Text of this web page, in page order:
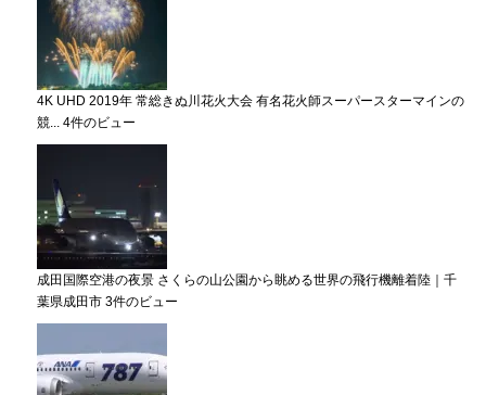
4K UHD 2019年 常総きぬ川花火大会 有名花火師スーパースターマインの
競... 4件のビュー
成田国際空港の夜景 さくらの山公園から眺める世界の飛行機離着陸｜千
葉県成田市 3件のビュー